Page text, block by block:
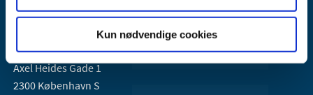
Kun nødvendige cookies
Lægemiddelstyrelsen
Axel Heides Gade 1
2300 København S